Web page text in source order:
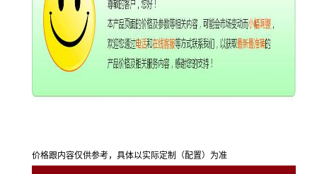
价格跟内容仅供参考，具体以实际定制（配置）为准